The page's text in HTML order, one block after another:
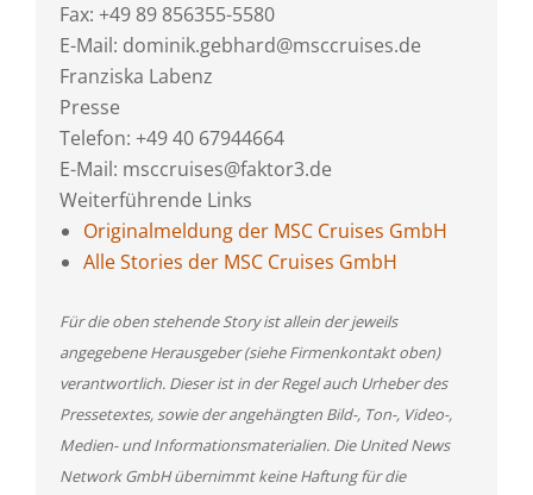
Fax: +49 89 856355-5580
E-Mail: dominik.gebhard@msccruises.de
Franziska Labenz
Presse
Telefon: +49 40 67944664
E-Mail: msccruises@faktor3.de
Weiterführende Links
Originalmeldung der MSC Cruises GmbH
Alle Stories der MSC Cruises GmbH
Für die oben stehende Story ist allein der jeweils
angegebene Herausgeber (siehe Firmenkontakt oben)
verantwortlich. Dieser ist in der Regel auch Urheber des
Pressetextes, sowie der angehängten Bild-, Ton-, Video-,
Medien- und Informationsmaterialien. Die United News
Network GmbH übernimmt keine Haftung für die